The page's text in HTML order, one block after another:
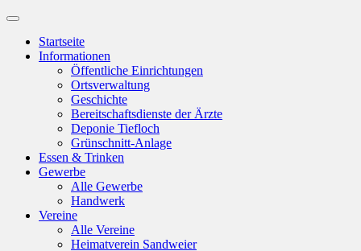
Suchfeld
ein-/ausblenden
Startseite
Informationen
Öffentliche Einrichtungen
Ortsverwaltung
Geschichte
Bereitschaftsdienste der Ärzte
Deponie Tiefloch
Grünschnitt-Anlage
Essen & Trinken
Gewerbe
Alle Gewerbe
Handwerk
Vereine
Alle Vereine
Heimatverein Sandweier